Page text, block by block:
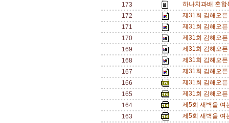
173
하나치과배 혼
172
제31회 김해오
171
제31회 김해오
170
제31회 김해오
169
제31회 김해오
168
제31회 김해오
167
제31회 김해오
166
제31회 김해오
165
제31회 김해오
164
제5회 새벽을 여
163
제5회 새벽을 여